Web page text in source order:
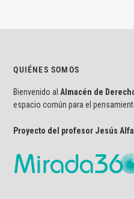
QUIÉNES SOMOS
Bienvenido al Almacén de
espacio común para el
Proyecto del profesor Jesús